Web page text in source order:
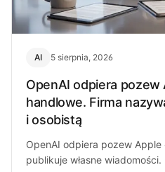
AI 5 sierpnia, 2026
OpenAI odpiera pozew
handlowe. Firma
i osobistą
OpenAI odpiera pozew
publikuje własne